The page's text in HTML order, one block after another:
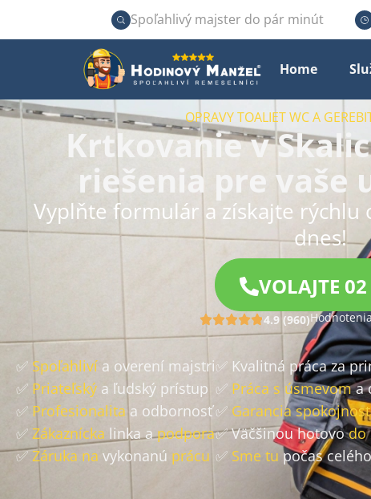
Spoľahlivý majster do pár minút
Home
OPRAVY TOALIET WC A
Krtkovanie v
riešenia pre vaše
Vyplňte formulár a získajte rýchlu
dnes!
VOLAJTE
4.9 (960)
✅ Spoľahliví a overení majstri
✅ Priateľský a ľudský prístup
✅ Profesionalita a odbornosť
✅ Zákaznícka linka apodpora
✅Záruka na vykonanú prácu
✅ Kvalitná práca za
✅ Práca s úsmevoma
✅ Garancia
✅ Väčšinou hotovodo
✅ Sme tu počas